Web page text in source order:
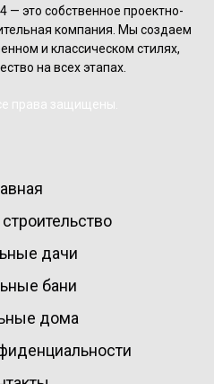
собственное проектно-
компания. Мы создаем
и классическом стилях,
на всех этапах.
права защищены.
дачи
бани
дома